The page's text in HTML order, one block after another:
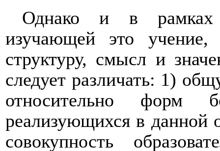
Однако и в рамках
изучающей это
структуру, смысл и
следует различать: 1)
относительно форм
реализующихся в
совокупность